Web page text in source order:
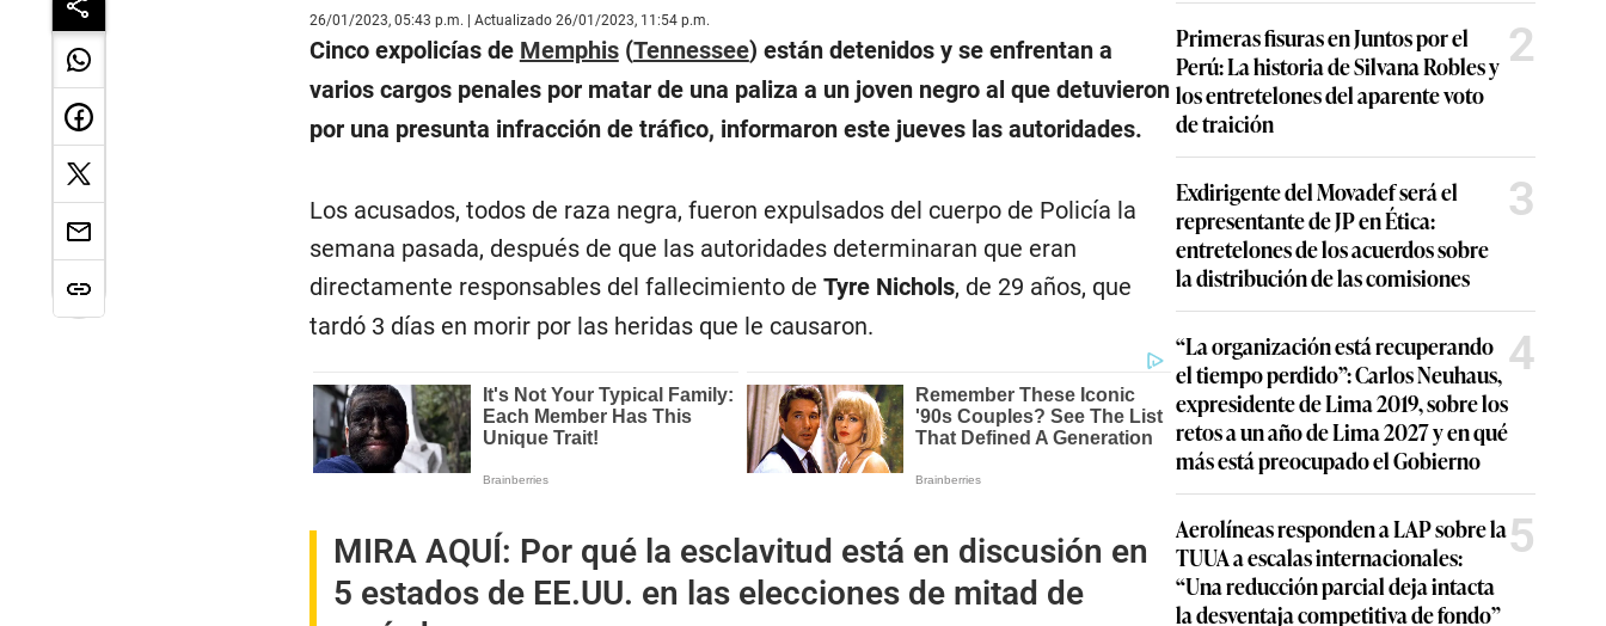
26/01/2023, 05:43 p.m. | Actualizado 26/01/2023, 11:54 p.m.
Cinco expolicías de Memphis(Tennessee) están detenidos y se enfrentan a
varios cargos penales por matar de una paliza a un joven negro al que detuvieron
por una presunta infracción de tráfico, informaron este jueves las autoridades.
Los acusados, todos de raza negra, fueron expulsados del cuerpo de Policía la
semana pasada, después de que las autoridades determinaran que eran
directamente responsables del fallecimiento de Tyre Nichols, de 29 años, que
tardó 3 días en morir por las heridas que le causaron.
MIRA AQUÍ: Por qué la esclavitud está en discusión en
5 estados de EE.UU. en las elecciones de mitad de
Primeras fisuras en Juntos por el
Perú: La historia de Silvana Robles y
los entretelones del aparente voto
de traición
2
Exdirigente del Movadef será el
representante de JP en Ética:
entretelones de los acuerdos sobre
la distribución de las comisiones
3
“La organización está recuperando
el tiempo perdido”: Carlos Neuhaus,
expresidente de Lima 2019, sobre los
retos a un año de Lima 2027 y en qué
más está preocupado el Gobierno
4
Aerolíneas responden a LAP sobre la
TUUA a escalas internacionales:
“Una reducción parcial deja intacta
la desventaja competitiva de fondo”
5